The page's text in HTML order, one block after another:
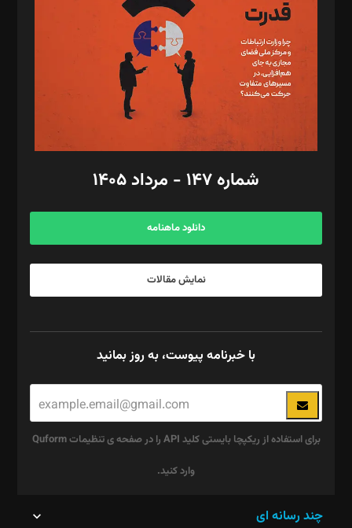
رستمی،مصطفی باستان
ویرایش: نگار استاد‌‌آقا
طراح یونیفرم: مجید توکلی
فیلمبرداری و عکاسی: امیر شفیعی، مانی لطفی زاده
گرافیک و صفحه‌آرایی: سید‌سبحان‌علی ثابت
مد‌یر توسعه تجاری: کامبیز برید‌
امور مالی: شاپور رهبری، محمد‌ کاظمی‌نیا
آگهی و مشترکین: ۰۹۱۹۹۹۹۰۴۵۴
شماره ۱۴۷ - مرداد ۱۴۰۵
دانلود ماهنامه
نمایش مقالات
با خبرنامه پیوست، به روز بمانید
برای استفاده از ریکپچا بایستی کلید API را در صفحه ی تنظیمات Quform
وارد کنید.
چند رسانه ای